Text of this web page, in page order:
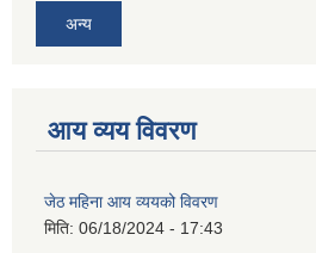
अन्य
आय व्यय विवरण
जेठ महिना आय व्ययको विवरण
मिति: 06/18/2024 - 17:43